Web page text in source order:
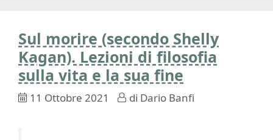
Sul morire (secondo Shelly
Kagan). Lezioni di filosofia
sulla vita e la sua fine
11 Ottobre 2021 di Dario Banfi